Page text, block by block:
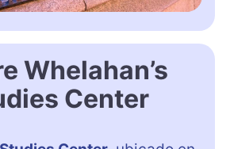
Whelahan’s
Center